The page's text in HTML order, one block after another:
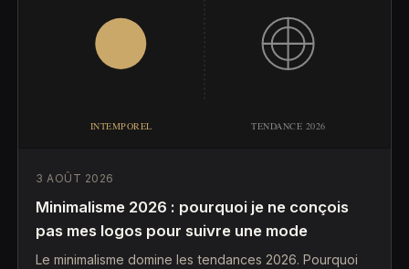
3 AOÛT 2026
Minimalisme 2026 : pourquoi je ne conçois
pas mes logos pour suivre une mode
Le minimalisme domine les tendances 2026. Pourquoi